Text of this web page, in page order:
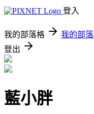
登入
我的部落格 我的部
登出
藍小胖